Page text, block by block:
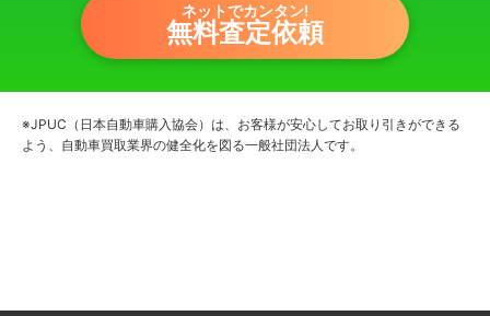
ネットでカンタン!
無料査定依頼
※JPUC（日本自動車購入協会）は、お客様が安心してお取り引きができる
よう、自動車買取業界の健全化を図る一般社団法人です。